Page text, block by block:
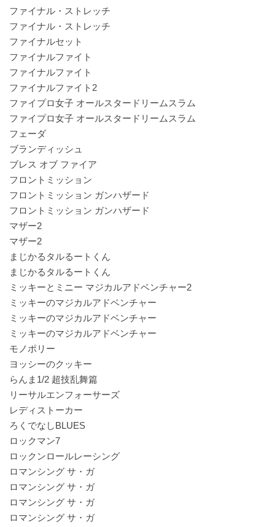
ファイナル・ストレッチ
ファイナル・ストレッチ
ファイナルセット
ファイナルファイト
ファイナルファイト
ファイナルファイト2
ファイプロ女子 オールスタードリームスラム
ファイプロ女子 オールスタードリームスラム
フェーダ
ブランディッシュ
ブレス オブ ファイア
フロントミッション
フロントミッション ガンハザード
フロントミッション ガンハザード
マザー2
マザー2
まじかるタルるートくん
まじかるタルるートくん
ミッキーとミニー マジカルアドベンチャー2
ミッキーのマジカルアドベンチャー
ミッキーのマジカルアドベンチャー
ミッキーのマジカルアドベンチャー
モノポリー
ヨッシーのクッキー
らんま1/2 超技乱舞篇
リーサルエンフォーサーズ
レディストーカー
ろくでなしBLUES
ロックマン7
ロックンロールレーシング
ロマンシング サ・ガ
ロマンシング サ・ガ
ロマンシング サ・ガ
ロマンシング サ・ガ